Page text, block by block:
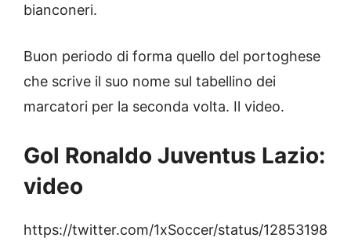
bianconeri.
Buon periodo di forma quello del portoghese
che scrive il suo nome sul tabellino dei
marcatori per la seconda volta. Il video.
Gol Ronaldo Juventus Lazio:
video
https://twitter.com/1xSoccer/status/12853198